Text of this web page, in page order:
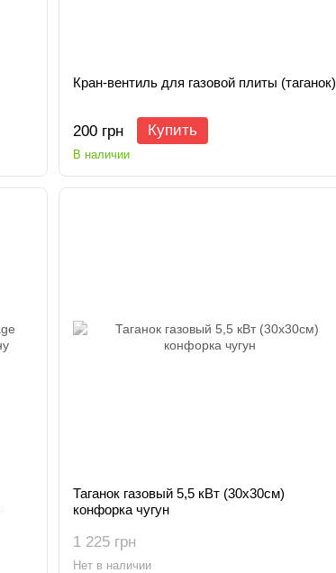
Кран-вентиль для газовой плиты (таганок)
200 грн Купить
В наличии
Таганок газовый 5,5 кВт (30х30см)
конфорка чугун
1 225 грн
Нет в наличии